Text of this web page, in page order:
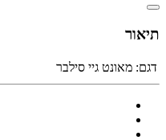
תיאור
דגם: מאונט גיי סילבר